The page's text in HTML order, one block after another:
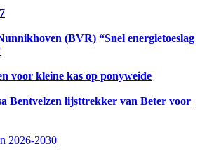
2026-2030
(BVR) “Snel energietoeslag
voor kleine kas op ponyweide
Bentvelzen lijsttrekker van Beter voor